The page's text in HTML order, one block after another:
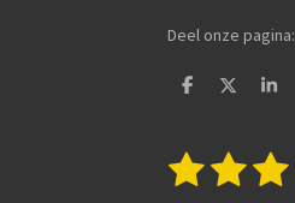
Deel onze pagina:
D
n
D
S
e
R
1 2 3